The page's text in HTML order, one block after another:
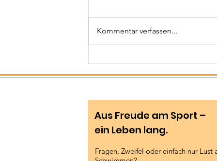
Unser Meeting: ein
gemeinsamer Erfolg!
Kommentar verfassen...
Aus Freude am Sport –
ein Leben lang.
Fragen, Zweifel oder einfach nur Lust